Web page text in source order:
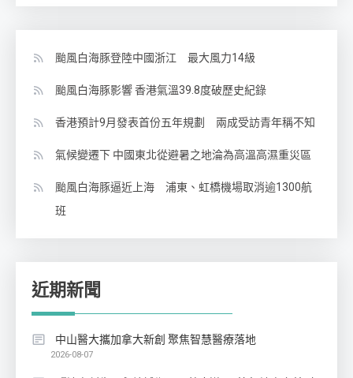
颱風白海豚登陸中國浙江 最大風力14級
颱風白海豚影響 香港氣溫39.8度破歷史紀錄
香港預計9月發表首份五年規劃 兩成受訪青年稱不知
氣候變遷下 中國東北從避暑之地淪為高溫高濕重災區
颱風白海豚逼近上海 浦東、虹橋機場取消逾1300航
班
近期新聞
中山醫大攜加拿大新創 聚焦智慧醫療落地
2026-08-07